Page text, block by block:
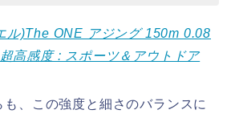
ル)The ONE アジング 150m 0.08
高感度 : スポーツ＆アウトドア
、この強度と細さのバランスに